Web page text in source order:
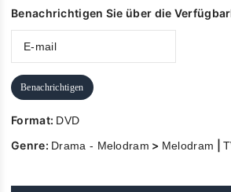
Benachrichtigen Sie über die
Benachrichtigen
Format: DVD
Genre: Drama - Melodram > Melodram |